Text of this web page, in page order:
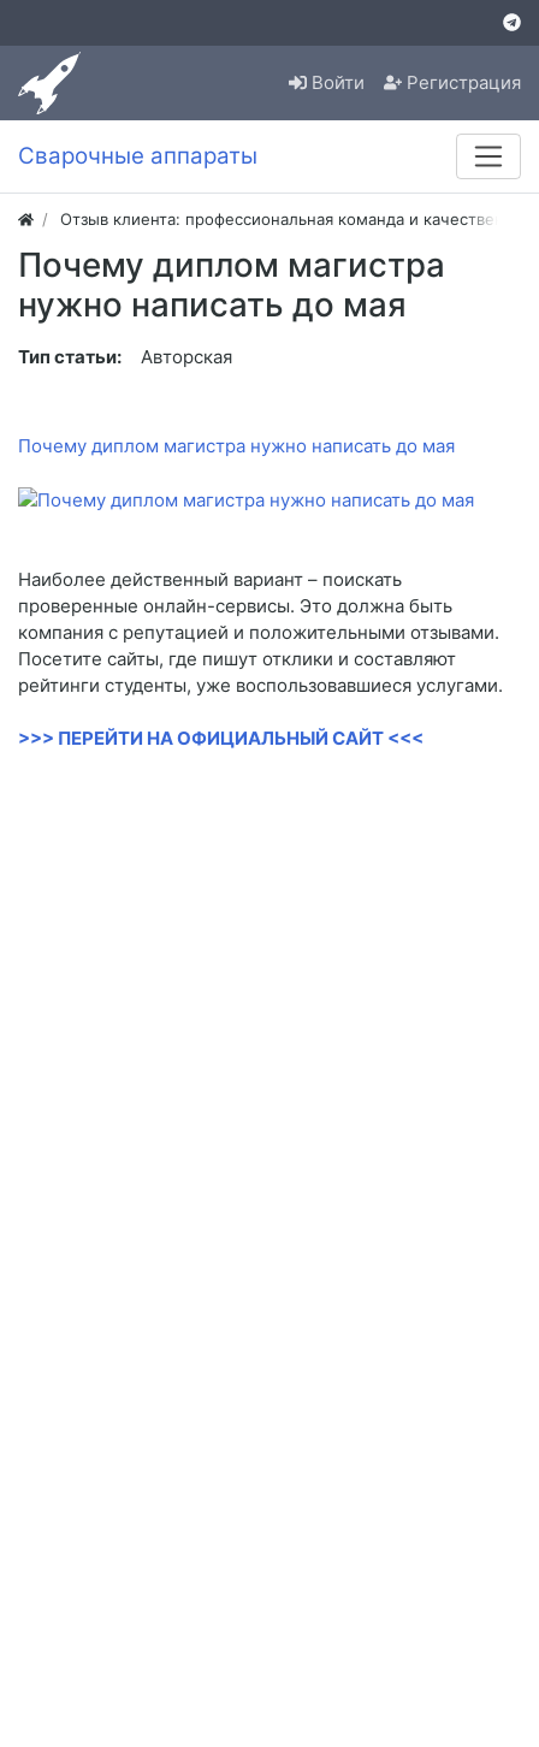
Войти Регистрация
Сварочные аппараты
Отзыв клиента: профессиональная команда и
Почему диплом магистра
нужно написать до мая
Тип статьи: Авторская
Почему диплом магистра нужно написать до мая
Наиболее действенный вариант – поискать
проверенные онлайн-сервисы. Это должна быть
компания с репутацией и положительными отзывами.
Посетите сайты, где пишут отклики и составляют
рейтинги студенты, уже воспользовавшиеся услугами.
>>> ПЕРЕЙТИ НА ОФИЦИАЛЬНЫЙ САЙТ <<<